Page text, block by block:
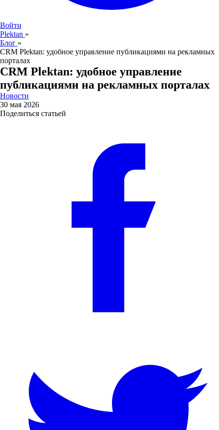
Войти
Plektan »
Блог »
CRM Plektan: удобное управление публикациями на рекламных
порталах
CRM Plektan: удобное управление
публикациями на рекламных порталах
Новости
30 мая 2026
Поделиться статьей